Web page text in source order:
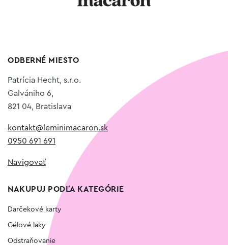
ODBERNÉ MIESTO
Patrícia Hecht, s.r.o.
Galvániho 6,
821 04, Bratislava
kontakt@leminimacaron.sk
0950 691 691
Navigovať
NAKUPUJ PODĽA KATEGÓRIE
Darčekové karty
Gélové laky
Odstraňovanie